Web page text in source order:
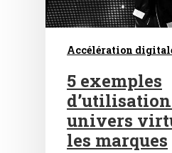
Hit enter to search or
Accélération
5 exemples
univers
les marques